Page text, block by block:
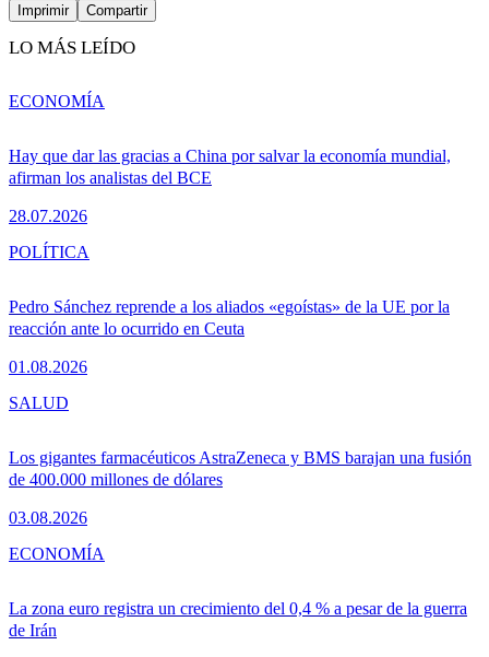
Imprimir Compartir
LO MÁS LEÍDO
Hay que dar las gracias a China por salvar la economía mundial,
afirman los analistas del BCE
28.07.2026
ECONOMÍA
Pedro Sánchez reprende a los aliados «egoístas» de la UE por la
reacción ante lo ocurrido en Ceuta
01.08.2026
POLÍTICA
Los gigantes farmacéuticos AstraZeneca y BMS barajan una fusión
de 400.000 millones de dólares
03.08.2026
SALUD
La zona euro registra un crecimiento del 0,4 % a pesar de la guerra
de Irán
ECONOMÍA